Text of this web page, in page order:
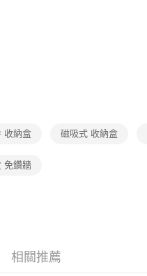
收納盒 磁吸式 收納盒
免鑽牆
相關推薦